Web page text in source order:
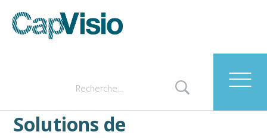
Solutions de